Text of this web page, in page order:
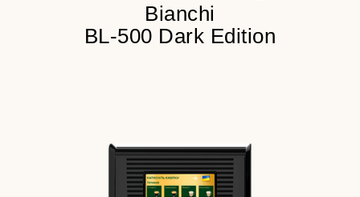
Bianchi
BL-500 Dark Edition